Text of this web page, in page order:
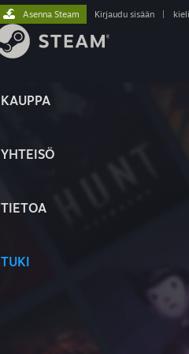
KAUPPA
YHTEISÖ
TIETOA
TUKI
Asenna Steam Kirjaudu sisään kieli